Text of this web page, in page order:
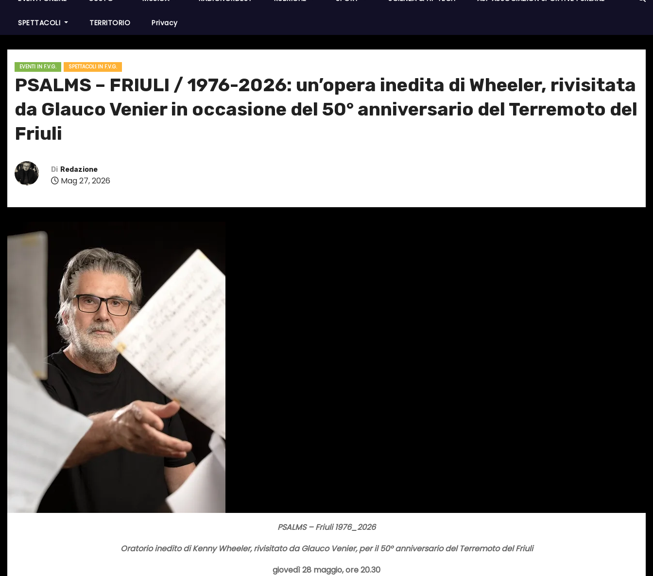
SPETTACOLI TERRITORIO Privacy
EVENTI IN F.V.G. SPETTACOLI IN F.V.G.
PSALMS – FRIULI / 1976-2026: un’opera inedita di Wheeler, rivisitata
da Glauco Venier in occasione del 50° anniversario del Terremoto del
Friuli
Di Redazione
Mag 27, 2026
PSALMS – Friuli 1976_2026
Oratorio inedito di Kenny Wheeler, rivisitato da Glauco Venier, per il 50° anniversario del Terremoto del Friuli
giovedì 28 maggio, ore 20.30